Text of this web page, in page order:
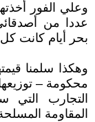
وعلي الفور
عددا من
بحر أيام كانت
وهكذا سلمنا
محكومة –
التجارب
المقاومة